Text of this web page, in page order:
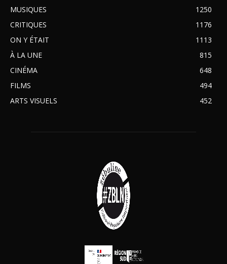
MUSIQUES
1250
CRITIQUES
1176
ON Y ÉTAIT
1113
À LA UNE
815
CINÉMA
648
FILMS
494
ARTS VISUELS
452